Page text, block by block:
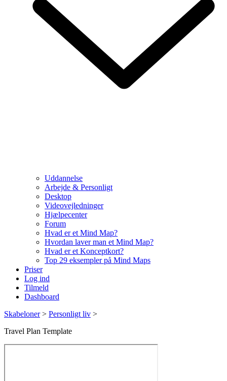
Uddannelse
Arbejde & Personligt
Desktop
Videovejledninger
Hjælpecenter
Forum
Hvad er et Mind Map?
Hvordan laver man et Mind Map?
Hvad er et Konceptkort?
Top 29 eksempler på Mind Maps
Priser
Log ind
Tilmeld
Dashboard
Skabeloner > Personligt liv >
Travel Plan Template